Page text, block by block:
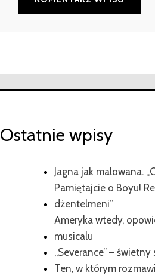
Ostatnie wpisy
Jagna jak malowana.
Pamiętajcie o Boyu!
dżentelmeni”
Ameryka wtedy,
musicalu
„Severance” –
Ten, w którym